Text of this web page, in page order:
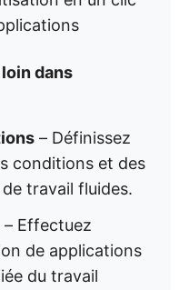
dans
– Définissez
conditions et des
travail fluides.
– Effectuez
de applications
du travail